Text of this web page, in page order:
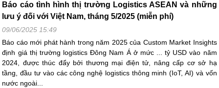
Báo cáo tình hình thị trường Logistics ASEAN và những
lưu ý đối với Việt Nam, tháng 5/2025 (miễn phí)
09/06/2025 15:49
Báo cáo mới phát hành trong năm 2025 của Custom Market Insights
định giá thị trường logistics Đông Nam Á ở mức ... tỷ USD vào năm
2024, được thúc đẩy bởi thương mại điện tử, nâng cấp cơ sở hạ
tầng, đầu tư vào các công nghệ logistics thông minh (IoT, AI) và vốn
nước ngoài...